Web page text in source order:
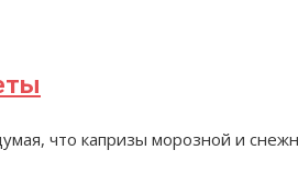
что капризы морозной и